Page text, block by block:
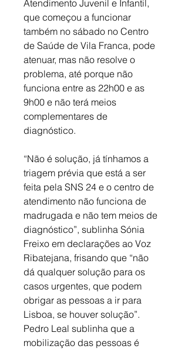
Atendimento Juvenil e Infantil,
que começou a funcionar
também no sábado no Centro
de Saúde de Vila Franca, pode
atenuar, mas não resolve o
problema, até porque não
funciona entre as 22h00 e as
9h00 e não terá meios
complementares de
diagnóstico.
“Não é solução, já tínhamos a
triagem prévia que está a ser
feita pela SNS 24 e o centro de
atendimento não funciona de
madrugada e não tem meios de
diagnóstico”, sublinha Sónia
Freixo em declarações ao Voz
Ribatejana, frisando que “não
dá qualquer solução para os
casos urgentes, que podem
obrigar as pessoas a ir para
Lisboa, se houver solução”.
Pedro Leal sublinha que a
mobilização das pessoas é